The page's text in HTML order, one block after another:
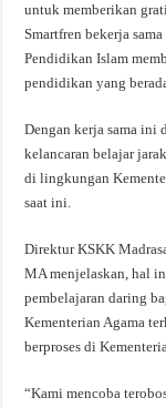
untuk memberikan
Smartfren bekerja
Pendidikan Islam
pendidikan yang
Dengan kerja sama ini
kelancaran belajar
di lingkungan
saat ini.
Direktur KSKK
MA menjelaskan, hal
pembelajaran daring
Kementerian Agama
berproses di
“Kami mencoba